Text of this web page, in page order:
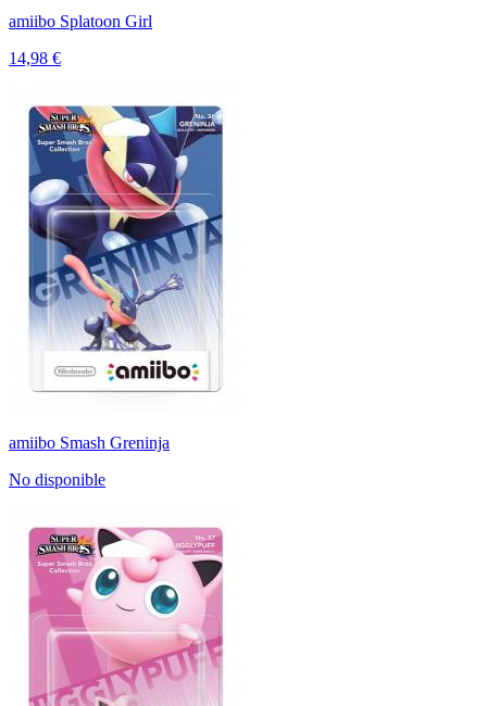
amiibo Splatoon Girl
14,98 €
amiibo Smash Greninja
No disponible